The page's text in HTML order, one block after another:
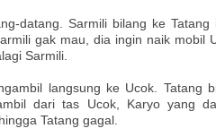
datang. Sarmili bilang ke Tatang
gak mau, dia ingin naik mobil
Sarmili.
langsung ke Ucok. Tatang
dari tas Ucok, Karyo yang
Tatang gagal.